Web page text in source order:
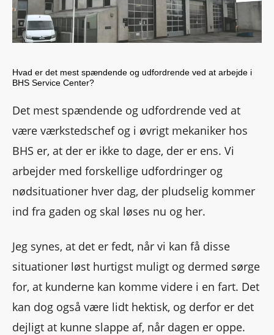
Hvad er det mest spændende og udfordrende ved at arbejde i
BHS Service Center?
Det mest spændende og udfordrende ved at
være værkstedschef og i øvrigt mekaniker hos
BHS er, at der er ikke to dage, der er ens. Vi
arbejder med forskellige udfordringer og
nødsituationer hver dag, der pludselig kommer
ind fra gaden og skal løses nu og her.
Jeg synes, at det er fedt, når vi kan få disse
situationer løst hurtigst muligt og dermed sørge
for, at kunderne kan komme videre i en fart. Det
kan dog også være lidt hektisk, og derfor er det
dejligt at kunne slappe af, når dagen er oppe.